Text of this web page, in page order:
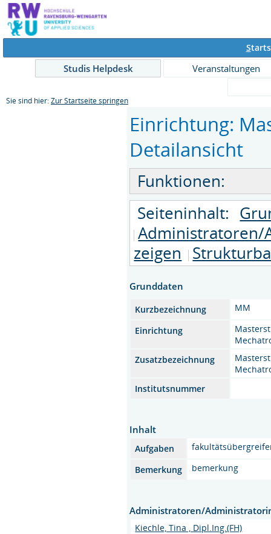
S
Studis Helpdesk
Veranstaltungen
Sie sind hier: Zur Startseite springen
Einrichtung:
Detailansicht
Funktionen:
Seiteninhalt:
zeigen
Grunddaten
Kurzbezeichnung
MM
Einrichtung
Zusatzbezeichnung
Institutsnummer
Inhalt
Aufgaben
Bemerkung
bemerkung
Administratoren/
Kiechle, Tina , Dipl.Ing.(FH)